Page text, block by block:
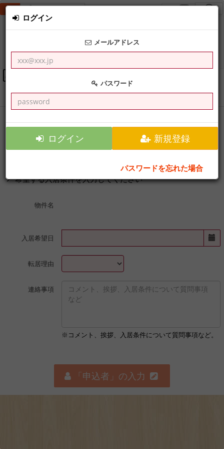
ログイン
メールアドレス
パスワード
ログイン 新規登録
パスワードを忘れた場合
入居申し込み
ウチノカチDIRECT #A0L6O
入居条件 申込者 勤務情報 保証人等 身分証
希望する入居条件を入力してください
物件名
入居希望日
転居理由
連絡事項
※コメント、挨拶、入居条件について質問事項など。
「申込者」の入力
新規物件登録 0